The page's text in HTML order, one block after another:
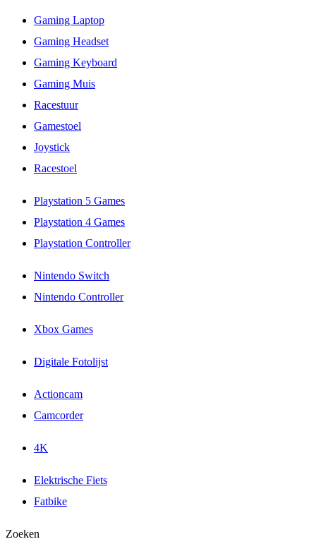
Gaming Laptop
Gaming Headset
Gaming Keyboard
Gaming Muis
Racestuur
Gamestoel
Joystick
Racestoel
Playstation 5 Games
Playstation 4 Games
Playstation Controller
Nintendo Switch
Nintendo Controller
Xbox Games
Digitale Fotolijst
Actioncam
Camcorder
4K
Elektrische Fiets
Fatbike
Zoeken